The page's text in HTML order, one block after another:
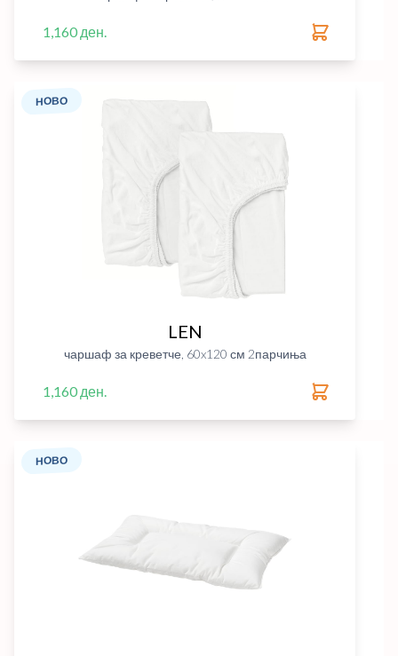
1,160 ден.
НОВО
LEN
чаршаф за креветче, 60x120 см 2парчиња
1,160 ден.
НОВО